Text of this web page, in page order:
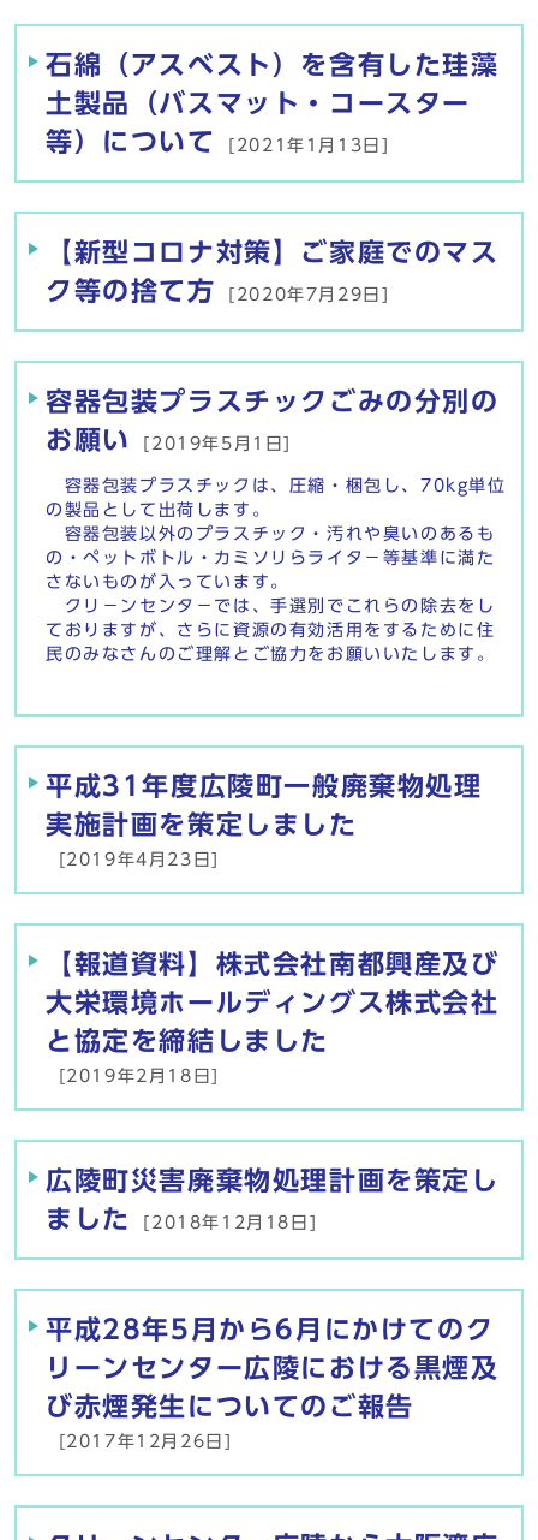
石綿（アスベスト）を含有した珪藻
土製品（バスマット・コースター
等）について
[2021年1月13日]
【新型コロナ対策】ご家庭でのマス
ク等の捨て方
[2020年7月29日]
容器包装プラスチックごみの分別の
お願い
[2019年5月1日]
容器包装プラスチックは、圧縮・梱包し、70kg単位
の製品として出荷します。
容器包装以外のプラスチック・汚れや臭いのあるも
の・ペットボトル・カミソリらライタ－等基準に満た
さないものが入っています。
クリ－ンセンタ－では、手選別でこれらの除去をし
ておりますが、さらに資源の有効活用をするために住
民のみなさんのご理解とご協力をお願いいたします。
平成31年度広陵町一般廃棄物処理
実施計画を策定しました
[2019年4月23日]
【報道資料】株式会社南都興産及び
大栄環境ホールディングス株式会社
と協定を締結しました
[2019年2月18日]
広陵町災害廃棄物処理計画を策定し
ました
[2018年12月18日]
平成28年5月から6月にかけてのク
リーンセンター広陵における黒煙及
び赤煙発生についてのご報告
[2017年12月26日]